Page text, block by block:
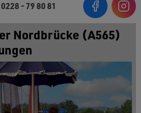
0228 - 79 80 81
Nordbrücke (A565)